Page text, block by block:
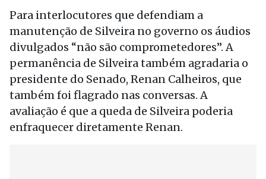
Para interlocutores que defendiam a
manutenção de Silveira no governo os áudios
divulgados “não são comprometedores”. A
permanência de Silveira também agradaria o
presidente do Senado, Renan Calheiros, que
também foi flagrado nas conversas. A
avaliação é que a queda de Silveira poderia
enfraquecer diretamente Renan.